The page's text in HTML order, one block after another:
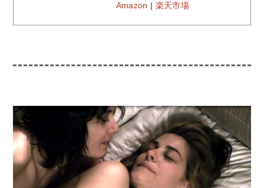
Amazon
楽天市場